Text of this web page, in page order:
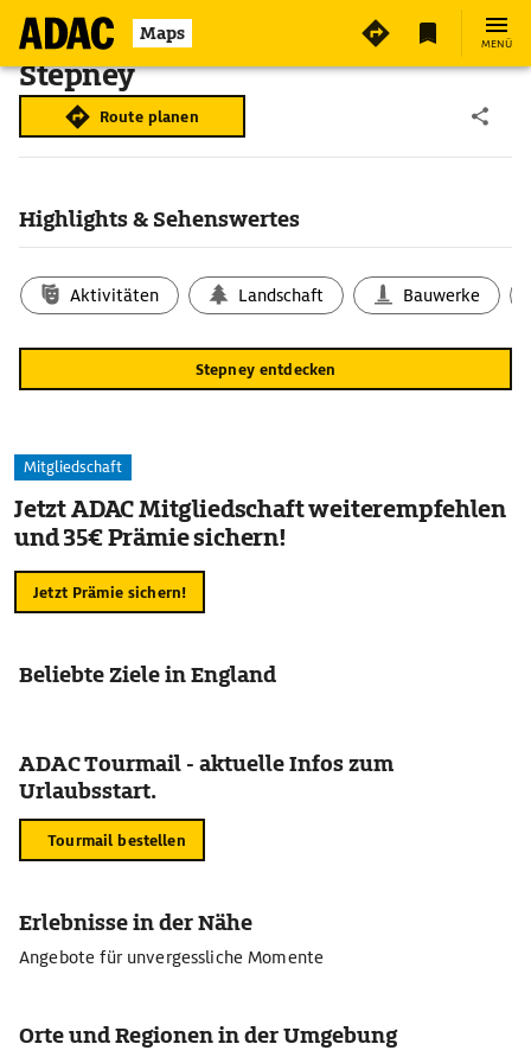
Maps MENÜ
Stepney
Route planen
Highlights & Sehenswertes
Aktivitäten Landschaft Bauwerke
Stepney entdecken
Mitgliedschaft
Jetzt ADAC Mitgliedschaft weiterempfehlen
und 35€ Prämie sichern!
Jetzt Prämie sichern!
Beliebte Ziele in England
ADAC Tourmail - aktuelle Infos zum
Urlaubsstart.
Tourmail bestellen
Erlebnisse in der Nähe
Angebote für unvergessliche Momente
Orte und Regionen in der Umgebung